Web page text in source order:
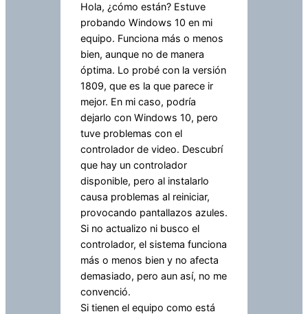
Hola, ¿cómo están? Estuve
probando Windows 10 en mi
equipo. Funciona más o menos
bien, aunque no de manera
óptima. Lo probé con la versión
1809, que es la que parece ir
mejor. En mi caso, podría
dejarlo con Windows 10, pero
tuve problemas con el
controlador de video. Descubrí
que hay un controlador
disponible, pero al instalarlo
causa problemas al reiniciar,
provocando pantallazos azules.
Si no actualizo ni busco el
controlador, el sistema funciona
más o menos bien y no afecta
demasiado, pero aun así, no me
convenció.
Si tienen el equipo como está